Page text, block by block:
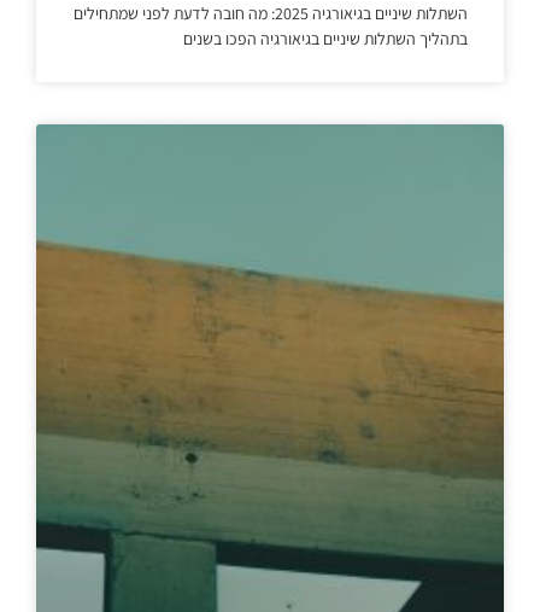
השתלות שיניים בגיאורגיה 2025: מה חובה לדעת לפני שמתחילים
בתהליך השתלות שיניים בגיאורגיה הפכו בשנים